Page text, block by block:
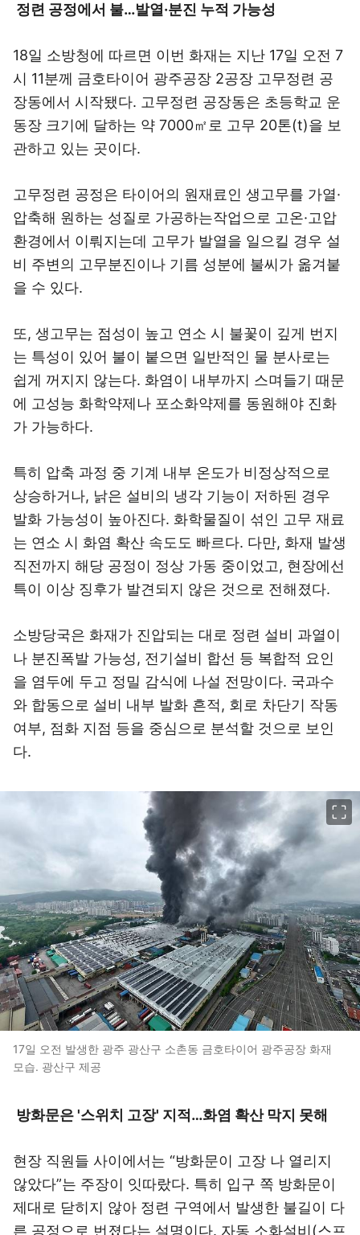
정련 공정에서 불…발열·분진 누적 가능성
18일 소방청에 따르면 이번 화재는 지난 17일 오전 7
시 11분께 금호타이어 광주공장 2공장 고무정련 공
장동에서 시작됐다. 고무정련 공장동은 초등학교 운
동장 크기에 달하는 약 7000㎡로 고무 20톤(t)을 보
관하고 있는 곳이다.
고무정련 공정은 타이어의 원재료인 생고무를 가열·
압축해 원하는 성질로 가공하는작업으로 고온·고압
환경에서 이뤄지는데 고무가 발열을 일으킬 경우 설
비 주변의 고무분진이나 기름 성분에 불씨가 옮겨붙
을 수 있다.
또, 생고무는 점성이 높고 연소 시 불꽃이 깊게 번지
는 특성이 있어 불이 붙으면 일반적인 물 분사로는
쉽게 꺼지지 않는다. 화염이 내부까지 스며들기 때문
에 고성능 화학약제나 포소화약제를 동원해야 진화
가 가능하다.
특히 압축 과정 중 기계 내부 온도가 비정상적으로
상승하거나, 낡은 설비의 냉각 기능이 저하된 경우
발화 가능성이 높아진다. 화학물질이 섞인 고무 재료
는 연소 시 화염 확산 속도도 빠르다. 다만, 화재 발생
직전까지 해당 공정이 정상 가동 중이었고, 현장에선
특이 이상 징후가 발견되지 않은 것으로 전해졌다.
소방당국은 화재가 진압되는 대로 정련 설비 과열이
나 분진폭발 가능성, 전기설비 합선 등 복합적 요인
을 염두에 두고 정밀 감식에 나설 전망이다. 국과수
와 합동으로 설비 내부 발화 흔적, 회로 차단기 작동
여부, 점화 지점 등을 중심으로 분석할 것으로 보인
다.
17일 오전 발생한 광주 광산구 소촌동 금호타이어 광주공장 화재
모습. 광산구 제공
방화문은 '스위치 고장' 지적…화염 확산 막지 못해
현장 직원들 사이에서는 “방화문이 고장 나 열리지
않았다”는 주장이 잇따랐다. 특히 입구 쪽 방화문이
제대로 닫히지 않아 정련 구역에서 발생한 불길이 다
른 공정으로 번졌다는 설명이다. 자동 소화설비(스프